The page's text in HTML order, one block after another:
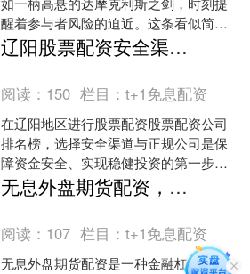
醒着参与者风险的迫近。这条看似简单
的数字红线，不仅是风控的技术指标，
更是人性与市场规律交织的....
辽阳股票配资安全渠道与正规公司选择指南
阅读： 150 栏目：t+1免息配资
在辽阳地区进行股票配资股票配资公司
排名榜，选择安全渠道与正规公司是保
障资金安全、实现稳健投资的第一步。
当前市场上配资服务鱼龙混杂，投资者
必须掌握辨别方法，规避潜....
无息外盘期货配资，助你资金翻倍，收益无忧
阅读： 107 栏目：t+1免息配资
无息外盘期货配资是一种金融杠杆工